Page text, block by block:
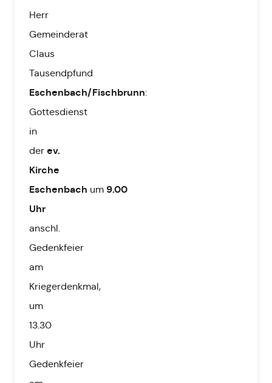
Herr
Gemeinderat
Claus
Tausendpfund
Eschenbach/Fischbrunn:
Gottesdienst
in
der ev.
Kirche
Eschenbach um 9.00
Uhr
anschl.
Gedenkfeier
am
Kriegerdenkmal,
um
13.30
Uhr
Gedenkfeier